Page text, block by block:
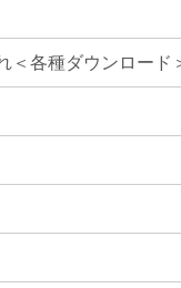
＜各種ダウンロード